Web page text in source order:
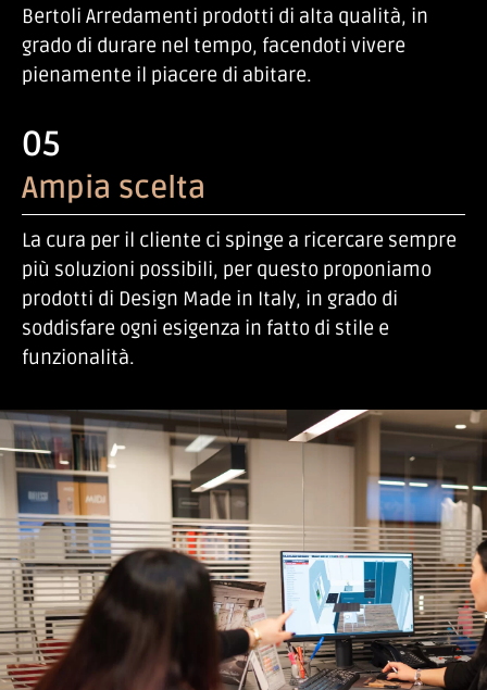
Bertoli Arredamenti prodotti di alta qualità, in
grado di durare nel tempo, facendoti vivere
pienamente il piacere di abitare.
05
Ampia scelta
La cura per il cliente ci spinge a ricercare sempre
più soluzioni possibili, per questo proponiamo
prodotti di Design Made in Italy, in grado di
soddisfare ogni esigenza in fatto di stile e
funzionalità.